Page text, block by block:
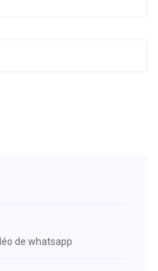
de whatsapp